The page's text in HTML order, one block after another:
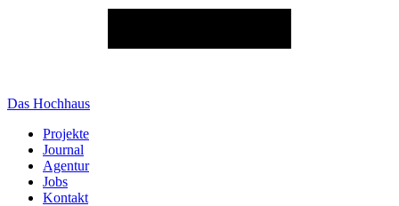
Das Hochhaus
Projekte
Journal
Agentur
Jobs
Kontakt